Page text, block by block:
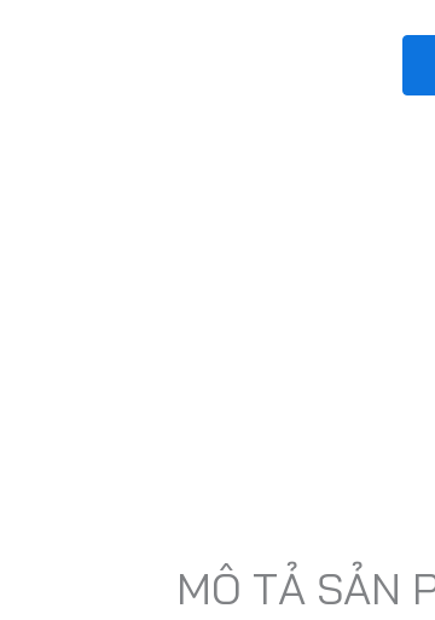
MÔ TẢ SẢN